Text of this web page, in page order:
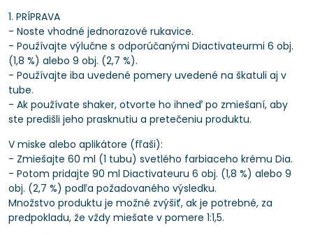
1. PRÍPRAVA
- Noste vhodné jednorazové rukavice.
- Používajte výlučne s odporúčanými Diactivateurmi 6 obj.
(1,8 %) alebo 9 obj. (2,7 %).
- Používajte iba uvedené pomery uvedené na škatuli aj v
tube.
- Ak používate shaker, otvorte ho ihneď po zmiešaní, aby
ste predišli jeho prasknutiu a pretečeniu produktu.
V miske alebo aplikátore (fľaši):
- Zmiešajte 60 ml (1 tubu) svetlého farbiaceho krému Dia.
- Potom pridajte 90 ml Diactivateuru 6 obj. (1,8 %) alebo 9
obj. (2,7 %) podľa požadovaného výsledku.
Množstvo produktu je možné zvýšiť, ak je potrebné, za
predpokladu, že vždy miešate v pomere 1:1,5.